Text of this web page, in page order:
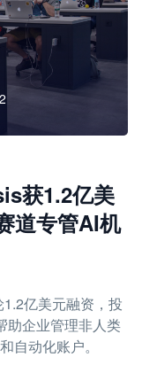
获1.2亿美
道专管AI机
亿美元融资，投
助企业管理非人类
自动化账户。